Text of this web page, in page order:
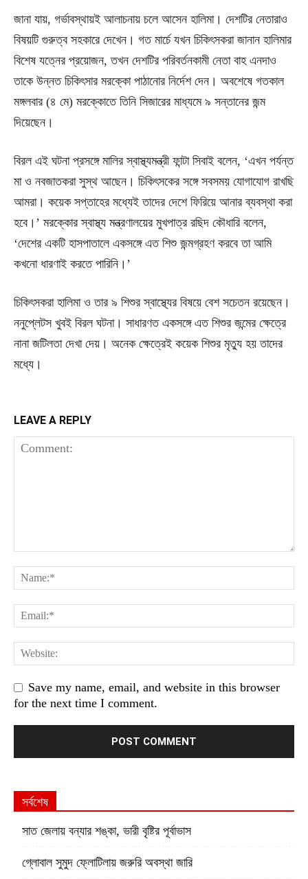
জানা যায়, গর্ভাবস্থায়ই আলাচনায় চলে আসেন হালিমা। দেশটির নেতারাও
বিষয়টি গুরুত্ব সহকারে দেখেন। গত মার্চে যখন চিকিৎসকরা জানান হালিমার
বিশেষ যত্নের প্রয়োজন, তখন দেশটির পরিবর্তনকামী নেতা বাহ এনদাও
তাকে উন্নত চিকিৎসার মরক্কো পাঠানোর নির্দেশ দেন। অবশেষে গতকাল
মঙ্গলবার (৪ মে) মরক্কোতে তিনি সিজারের মাধ্যমে ৯ সন্তানের জন্ম
দিয়েছেন।
বিরল এই ঘটনা প্রসঙ্গে মালির স্বাস্থ্যমন্ত্রী ফান্টা সিবাই বলেন, ‘এখন পর্যন্ত
মা ও নবজাতকরা সুস্থ আছেন। চিকিৎসকের সঙ্গে সবসময় যোগাযোগ রাখছি
আমরা। কয়েক সপ্তাহের মধ্যেই তাদের দেশে ফিরিয়ে আনার ব্যবস্থা করা
হবে।’ মরক্কোর স্বাস্থ্য মন্ত্রণালয়ের মুখপাত্র রছিদ কৌধারি বলেন,
‘দেশের একটি হাসপাতালে একসঙ্গে এত শিশু জন্মগ্রহণ করবে তা আমি
কখনো ধারণাই করতে পারিনি।’
চিকিৎসকরা হালিমা ও তার ৯ শিশুর স্বাস্থ্যের বিষয়ে বেশ সচেতন রয়েছেন।
ননুপ্লেটস খুবই বিরল ঘটনা। সাধারণত একসঙ্গে এত শিশুর জন্মের ক্ষেত্রে
নানা জটিলতা দেখা দেয়। অনেক ক্ষেত্রেই কয়েক শিশুর মৃত্যু হয় তাদের
মধ্যে।
LEAVE A REPLY
Save my name, email, and website in this browser
for the next time I comment.
সর্বশেষ
সাত জেলায় বন্যার শঙ্কা, ভারী বৃষ্টির পূর্বাভাস
গ্লোবাল সুমুদ ফ্লোটিলায় জরুরি অবস্থা জারি